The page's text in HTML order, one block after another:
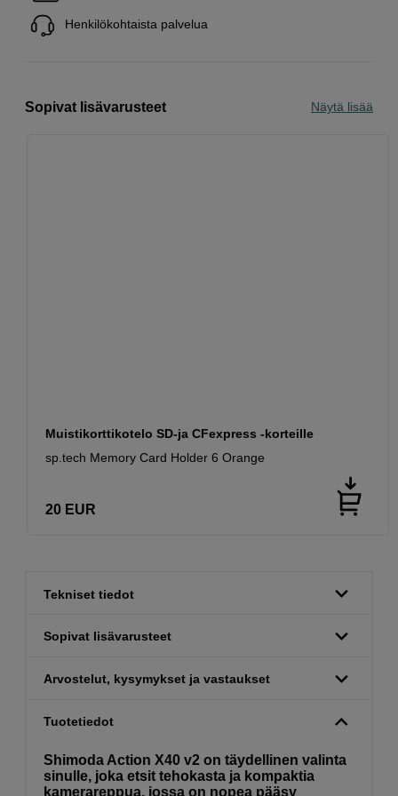
Henkilökohtaista palvelua
Sopivat lisävarusteet Näytä lisää
Muistikorttikotelo SD-ja CFexpress -korteille
sp.tech Memory Card Holder 6 Orange
20 EUR
Tekniset tiedot
Sopivat lisävarusteet
Arvostelut, kysymykset ja vastaukset
Tuotetiedot
Shimoda Action X40 v2 on täydellinen valinta
sinulle, joka etsit tehokasta ja kompaktia
kamerareppua, jossa on nopea pääsy